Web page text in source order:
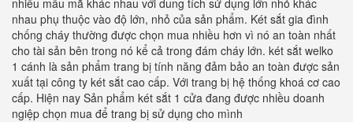
nhiều mẫu mã khác nhau với dung tích sử dụng lớn nhỏ khác
nhau phụ thuộc vào độ lớn, nhỏ của sản phẩm. Két sắt gia đình
chống cháy thường được chọn mua nhiều hơn vì nó an toàn nhất
cho tài sản bên trong nó kể cả trong đám cháy lớn. két sắt welko
1 cánh là sản phẩm trang bị tính năng đảm bảo an toàn được sản
xuất tại công ty két sắt cao cấp. Với trang bị hệ thống khoá cơ cao
cấp. Hiện nay Sản phẩm két sắt 1 cửa đang được nhiều doanh
ngiệp chọn mua để trang bị sử dụng cho mình